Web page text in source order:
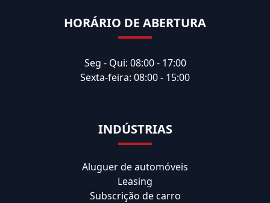
HORÁRIO DE ABERTURA
Seg - Qui: 08:00 - 17:00
Sexta-feira: 08:00 - 15:00
INDÚSTRIAS
Aluguer de automóveis
Leasing
Subscrição de carro